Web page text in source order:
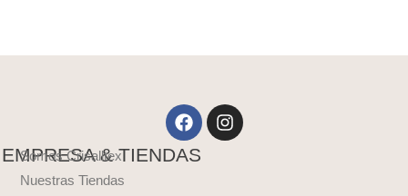
FacebookInstagram
EMPRESA & TIENDAS
Somos Crisalltex
Nuestras Tiendas